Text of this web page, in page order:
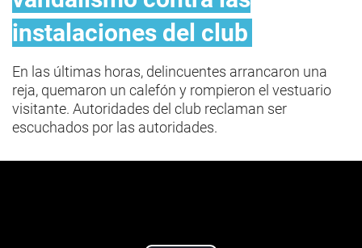
instalaciones del club
En las últimas horas, delincuentes arrancaron una
reja, quemaron un calefón y rompieron el vestuario
visitante. Autoridades del club reclaman ser
escuchados por las autoridades.